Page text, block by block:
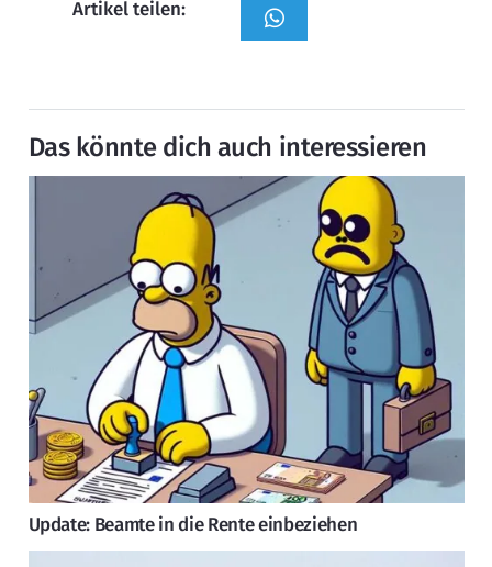
Artikel teilen:
Das könnte dich auch interessieren
Update: Beamte in die Rente einbeziehen